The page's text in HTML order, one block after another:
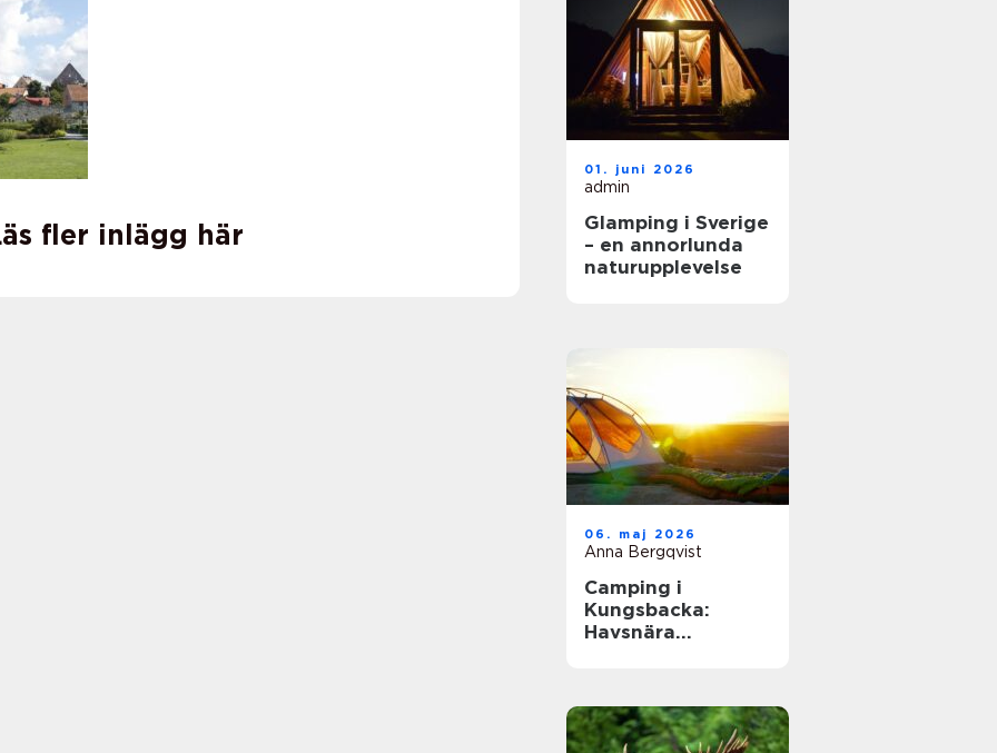
fler inlägg här
01. juni 2026
admin
Glamping i Sverige
– en annorlunda
naturupplevelse
06. maj 2026
Anna Bergqvist
Camping i
Kungsbacka:
Havsnära